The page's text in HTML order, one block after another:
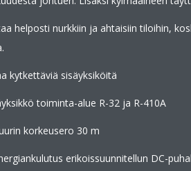
helposti nurkkiin ja ahtaisiin tiloihin,
kytkettäviä sisäyksiköitä
toiminta-alue R-32 ja R-410A
korkeusero 30 m
erikoissuunnitellun DC-